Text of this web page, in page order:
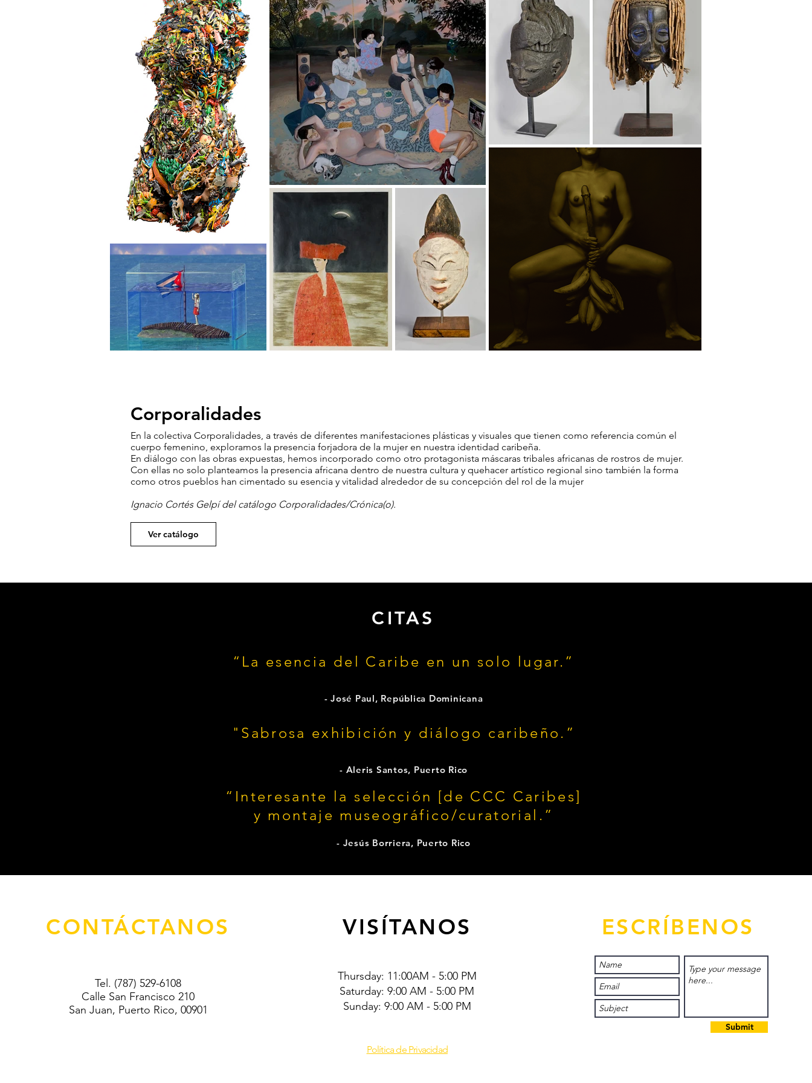
Corporalidades
En la colectiva Corporalidades, a través de diferentes manifestaciones plásticas y visuales que tienen como referencia común el
cuerpo femenino, exploramos la presencia forjadora de la mujer en nuestra identidad caribeña.
En diálogo con las obras expuestas, hemos incorporado como otro protagonista máscaras tribales africanas de rostros de mujer.
Con ellas no solo planteamos la presencia africana dentro de nuestra cultura y quehacer artístico regional sino también la forma
como otros pueblos han cimentado su esencia y vitalidad alrededor de su concepción del rol de la mujer
Ignacio Cortés Gelpí del catálogo Corporalidades/Crónica(o).
Ver catálogo
CITAS
“La esencia del Caribe en un solo lugar.”
- José Paul, República Dominicana
"Sabrosa exhibición y diálogo caribeño.”
- Aleris Santos, Puerto Rico
“Interesante la selección [de CCC Caribes]
y montaje museográfico/curatorial.”
- Jesús Borriera, Puerto Rico
CONTÁCTANOS
Tel. (787) 529-6108
Calle San Francisco 210
San Juan, Puerto Rico, 00901
VISÍTANOS
Thursday: 11:00AM - 5:00 PM
Saturday: 9:00 AM - 5:00 PM
Sunday: 9:00 AM - 5:00 PM
Política de Privacidad
ESCRÍBENOS
Submit